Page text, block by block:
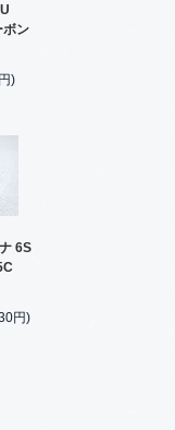
ン
)
6S
円)